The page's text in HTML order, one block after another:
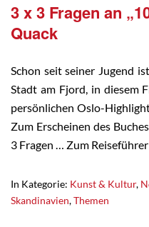
3 x 3 Fragen an
Quack
Schon seit seiner Jugend
Stadt am Fjord, in diesem
persönlichen Oslo-
Zum Erscheinen des
3 Fragen … Zum
In Kategorie: Kunst & Kultur,
Skandinavien,Themen